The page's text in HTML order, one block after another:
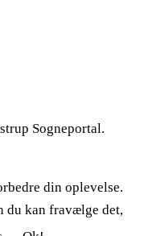
Sogneportal.
din oplevelse.
du kan fravælge det,